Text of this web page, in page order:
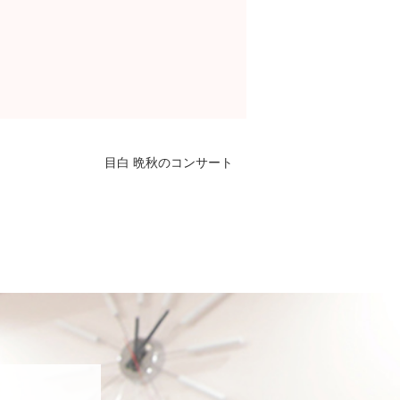
目白 晩秋のコンサート